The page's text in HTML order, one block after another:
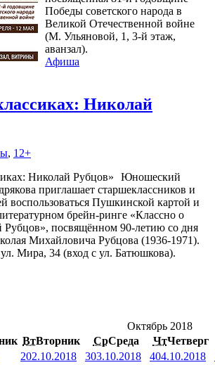
Победы советского народа в
Великой Отечественной войне
(М. Ульяновой, 1, 3-й этаж,
аванзал).
Афиша
Николай
, 12+
Юношеский
приглашает старшеклассников и
воспользоваться Пушкинской картой и
брейн-ринге «Классно о
Рубцов», посвящённом 90-летию со дня
Михайловича Рубцова (1936-1971).
Мира, 34 (вход с ул. Батюшкова).
Октябрь 2018
ВтВторник СрСреда ЧтЧетверг
202.10.2018 303.10.2018 404.10.2018